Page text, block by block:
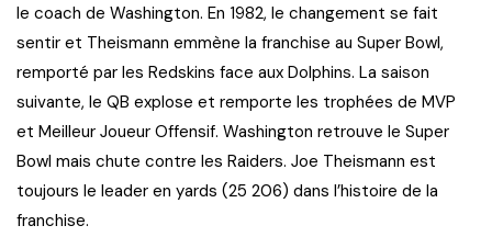
le coach de Washington. En 1982, le changement se fait
sentir et Theismann emmène la franchise au Super Bowl,
remporté par les Redskins face aux Dolphins. La saison
suivante, le QB explose et remporte les trophées de MVP
et Meilleur Joueur Offensif. Washington retrouve le Super
Bowl mais chute contre les Raiders. Joe Theismann est
toujours le leader en yards (25 206) dans l’histoire de la
franchise.